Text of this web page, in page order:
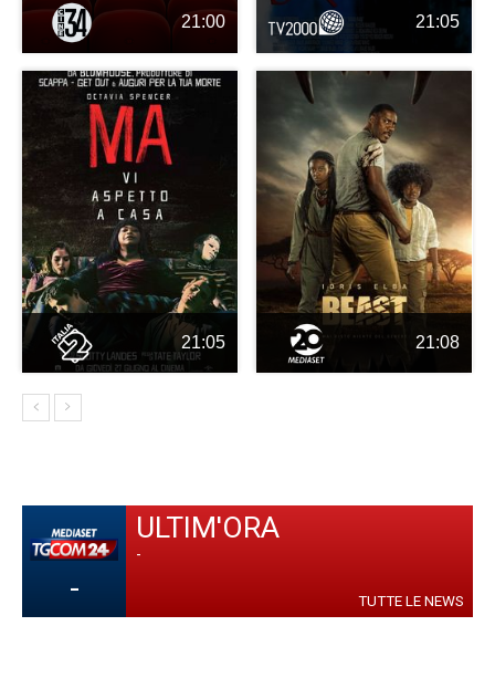
21:00 21:05
21:05 21:08
-
ULTIM'ORA
-
TUTTE LE NEWS